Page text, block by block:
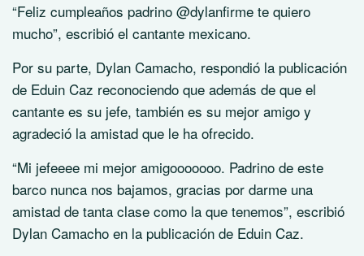
“Feliz cumpleaños padrino @dylanfirme te quiero
mucho”, escribió el cantante mexicano.
Por su parte, Dylan Camacho, respondió la publicación
de Eduin Caz​ reconociendo que además de que el
cantante es su jefe, también es su mejor amigo y
agradeció la amistad que le ha ofrecido.
“Mi jefeeee mi mejor amigooooooo. Padrino de este
barco nunca nos bajamos, gracias por darme una
amistad de tanta clase como la que tenemos”, escribió
Dylan Camacho en la publicación de Eduin Caz.